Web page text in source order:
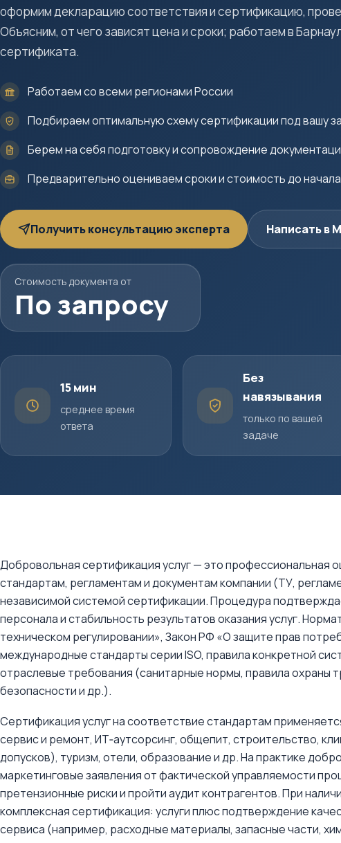
оформим декларацию соответствия и сертификацию,
Объясним, от чего зависят цена и сроки; работаем в
сертификата.
Работаем со всеми регионами России
Подбираем оптимальную схему сертификации под вашу
Берем на себя подготовку и сопровождение
Предварительно оцениваем сроки и стоимость до
Получить консультацию эксперта Написать в
Стоимость документа от
По запросу
15 мин
среднее время
ответа
Без
навязывания
только по вашей
задаче
Добровольная сертификация услуг — это профессиональная
стандартам, регламентам и документам компании (ТУ,
независимой системой сертификации. Процедура
персонала и стабильность результатов оказания услуг.
техническом регулировании», Закон РФ «О защите прав
международные стандарты серии ISO, правила конкретной
отраслевые требования (санитарные нормы, правила охраны
безопасности и др.).
Сертификация услуг на соответствие стандартам
сервис и ремонт, ИТ‑аутсорсинг, общепит, строительство,
допусков), туризм, отели, образование и др. На практике
маркетинговые заявления от фактической управляемости
претензионные риски и пройти аудит контрагентов. При
комплексная сертификация: услуги плюс подтверждение
сервиса (например, расходные материалы, запасные части,